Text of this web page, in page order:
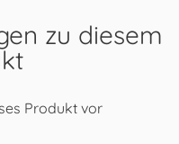
zu diesem
Produkt vor